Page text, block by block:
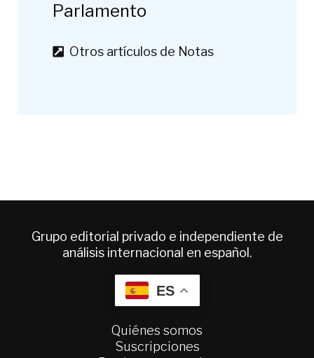
Parlamento
Otros artículos de Notas
Grupo editorial privado e independiente de
análisis internacional en español.
ES
Quiénes somos
Suscripciones